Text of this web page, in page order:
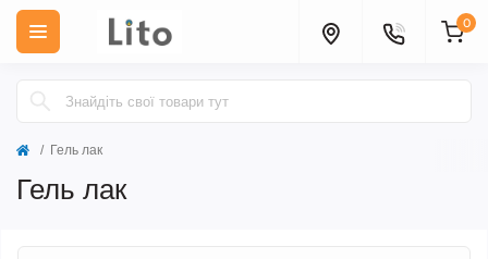
0
Гель лак
Гель лак